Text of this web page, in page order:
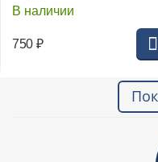
(A100/052)
В наличии
750 ₽